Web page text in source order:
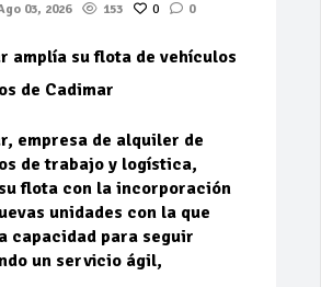
03, 2026 153 0 0
amplía su flota de vehículos
de Cadimar
empresa de alquiler de
de trabajo y logística,
flota con la incorporación
unidades con la que
capacidad para seguir
un servicio ágil,